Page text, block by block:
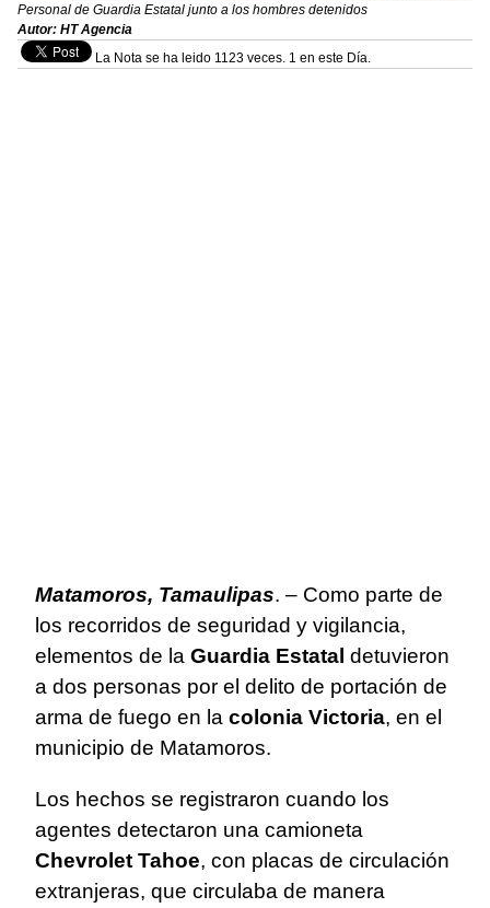
Personal de Guardia Estatal junto a los hombres detenidos
Autor: HT Agencia
La Nota se ha leido 1123 veces. 1 en este Día.
Matamoros, Tamaulipas. – Como parte de
los recorridos de seguridad y vigilancia,
elementos de la Guardia Estatal detuvieron
a dos personas por el delito de portación de
arma de fuego en la colonia Victoria, en el
municipio de Matamoros.
Los hechos se registraron cuando los
agentes detectaron una camioneta
Chevrolet Tahoe, con placas de circulación
extranjeras, que circulaba de manera